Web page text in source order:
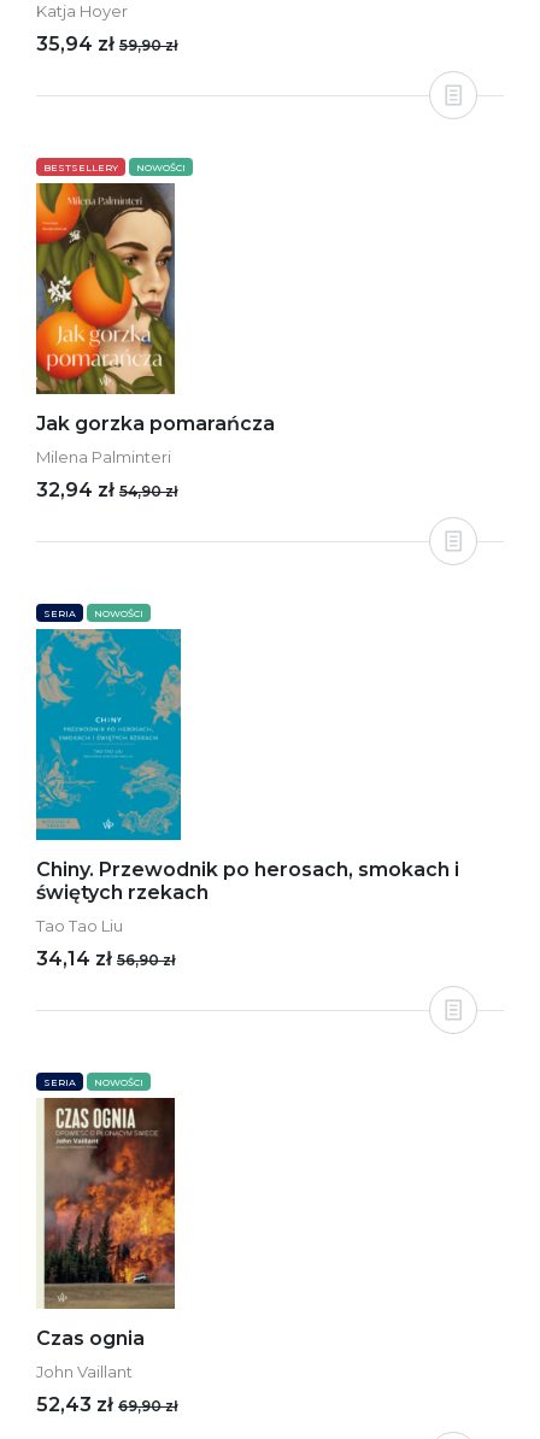
Katja Hoyer
35,94 zł 59,90 zł
BESTSELLERY NOWOŚCI
Jak gorzka pomarańcza
Milena Palminteri
32,94 zł 54,90 zł
SERIA NOWOŚCI
Chiny. Przewodnik po herosach, smokach i
świętych rzekach
Tao Tao Liu
34,14 zł 56,90 zł
SERIA NOWOŚCI
Czas ognia
John Vaillant
52,43 zł 69,90 zł